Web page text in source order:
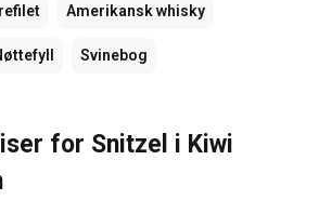
Amerikansk whisky
Svinebog
for Snitzel i Kiwi